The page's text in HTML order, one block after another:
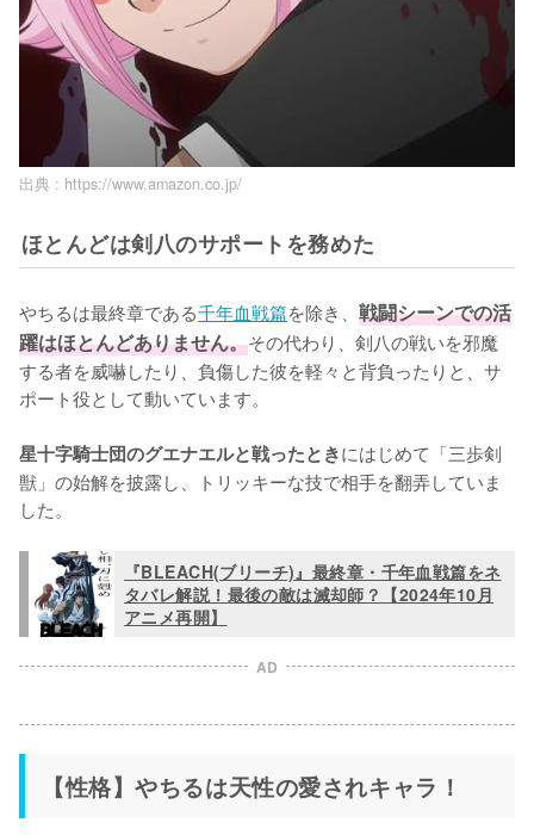
出典 : https://www.amazon.co.jp/
ほとんどは剣八のサポートを務めた
やちるは最終章である千年血戦篇を除き、 戦闘シーンでの活
躍はほとんどありません。その代わり、剣八の戦いを邪魔
する者を威嚇したり、負傷した彼を軽々と背負ったりと、サ
ポート役として動いています。
星十字騎士団のグエナエルと戦ったときにはじめて「三歩剣
獣」の始解を披露し、トリッキーな技で相手を翻弄していま
した。
『BLEACH(ブリーチ)』最終章・千年血戦篇をネ
タバレ解説！最後の敵は滅却師？【2024年10月
アニメ再開】
AD
【性格】やちるは天性の愛されキャラ！